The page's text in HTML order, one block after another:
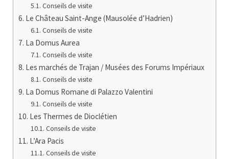
Conseils de visite
Le Château Saint-Ange (Mausolée d’Hadrien)
Conseils de visite
La Domus Aurea
Conseils de visite
Les marchés de Trajan / Musées des Forums Impériaux
Conseils de visite
La Domus Romane di Palazzo Valentini
Conseils de visite
Les Thermes de Dioclétien
Conseils de visite
L’Ara Pacis
Conseils de visite